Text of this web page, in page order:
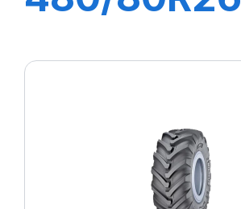
SURFACE